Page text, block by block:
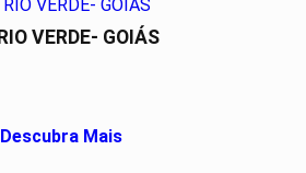
VERDE- GOIÁS
Descubra Mais